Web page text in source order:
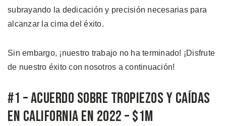
subrayando la dedicación y precisión necesarias para
alcanzar la cima del éxito.
Sin embargo, ¡nuestro trabajo no ha terminado! ¡Disfrute
de nuestro éxito con nosotros a continuación!
#1 – Acuerdo Sobre Tropiezos y Caídas
en California en 2022 – $1M